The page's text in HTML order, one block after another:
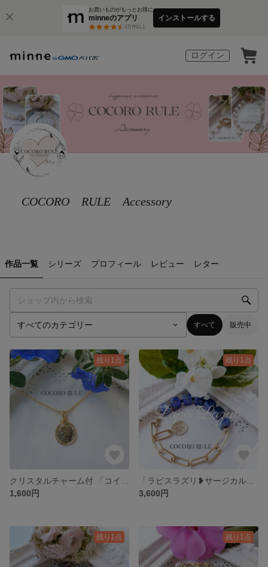
お買いものがもっとお得に
minneのアプリ
3万件以上
インストールする
ログイン
COCORO RULE Accessory
作品一覧 シリーズ プロフィール レビュー レター
すべて 販売中
残り1点
1,600円
残り1点
3,600円
残り1点 残り1点